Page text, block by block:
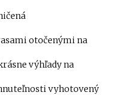
otočenými na
výhľady na
vyhotovený